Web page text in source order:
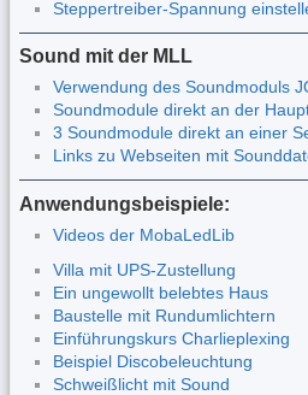
Steppertreiber-Spannung
Sound mit der MLL
Verwendung des Soundmoduls
Soundmodule direkt an der
3 Soundmodule direkt an einer
Links zu Webseiten mit
Anwendungsbeispiele:
Videos der MobaLedLib
Villa mit UPS-Zustellung
Ein ungewollt belebtes Haus
Baustelle mit Rundumlichtern
Einführungskurs Charlieplexing
Beispiel Discobeleuchtung
Schweißlicht mit Sound